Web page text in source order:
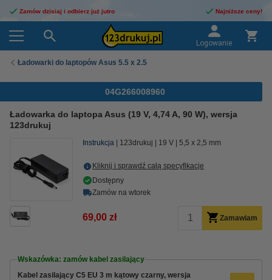
Zamów dzisiaj i odbierz już jutro Najniższe ceny!
Logowanie
Ładowarki do laptopów Asus 5.5 x 2.5
04G266008960
Ładowarka do laptopa Asus (19 V, 4,74 A, 90 W), wersja
123drukuj
Instrukcja 123drukuj 19 V 5,5 x 2,5 mm
Kliknij i sprawdź całą specyfikacje
Dostępny
Zamów na wtorek
69,00 zł Zamawiam
Wskazówka: zamów kabel zasilający
Kabel zasilający C5 EU 3 m kątowy czarny, wersja